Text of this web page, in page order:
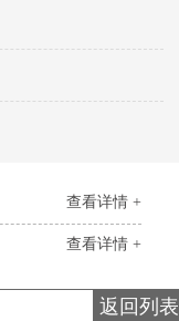
查看详情 +
查看详情 +
返回列表